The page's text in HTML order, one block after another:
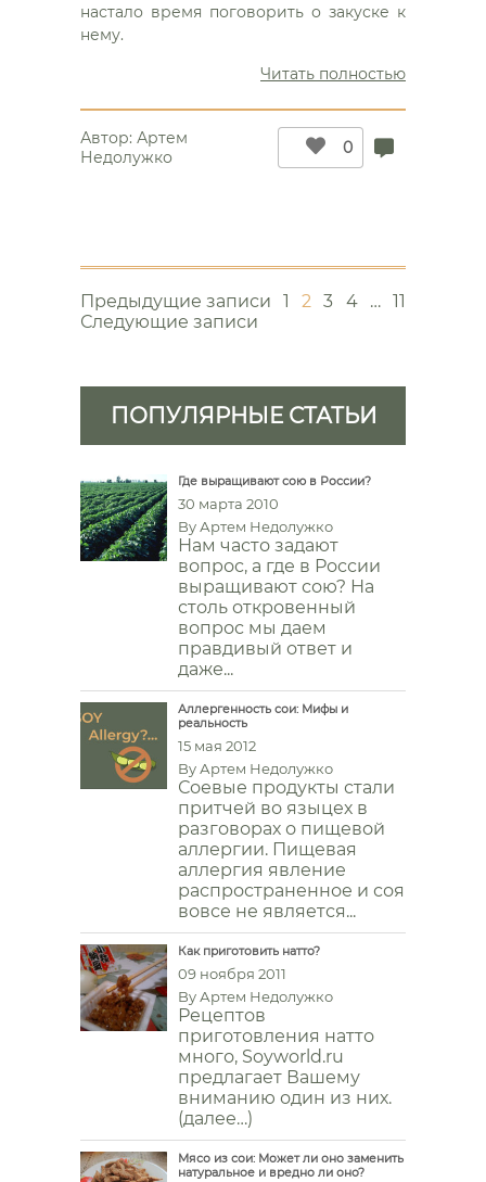
настало время поговорить о закуске к
нему.
Читать полностью“Соевая
Автор: Артем
Недолужко
0
по
Предыдущие записи 1 2 3 4 … 11
Следующие записи
ПОПУЛЯРНЫЕ СТАТЬИ
Где выращивают сою в России?
30 марта 2010
By Артем Недолужко
Нам часто задают
вопрос, а где в России
выращивают сою? На
столь откровенный
вопрос мы даем
правдивый ответ и
даже...
Аллергенность сои: Мифы и
реальность
15 мая 2012
By Артем Недолужко
Соевые продукты стали
притчей во языцех в
разговорах о пищевой
аллергии. Пищевая
аллергия явление
распространенное и соя
вовсе не является...
Как приготовить натто?
09 ноября 2011
By Артем Недолужко
Рецептов
приготовления натто
много, Soyworld.ru
предлагает Вашему
вниманию один из них.
(далее…)
Мясо из сои: Может ли оно заменить
натуральное и вредно ли оно?